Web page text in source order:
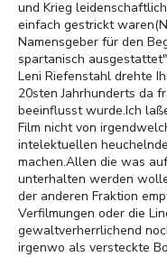
und Krieg
einfach gestrickt
Namensgeber für den
spartanisch
Leni Riefenstahl drehte
20sten Jahrhunderts da
beeinflusst wurde.Ich
Film nicht von
intelektuellen
machen.Allen die was
unterhalten werden
der anderen Fraktion
Verfilmungen oder die
gewaltverherrlichend
irgenwo als versteckte